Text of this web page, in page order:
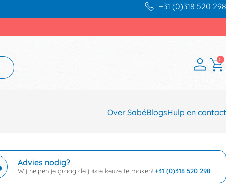
+31 (0)318 520 298
0
Over SabéBlogsHulp en contact
Advies nodig?
Wij helpen je graag de juiste keuze te maken! +31 (0)318 520 298